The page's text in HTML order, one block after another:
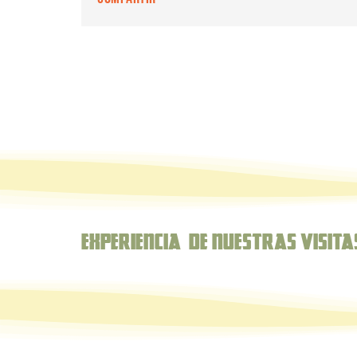
Experiencia de nuestras